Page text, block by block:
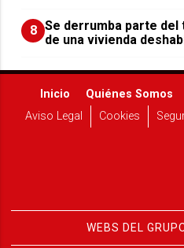
8 Se derrumba parte
de una vivienda
Inicio Quiénes Somos
Aviso Legal
Cookies
WEBS DEL